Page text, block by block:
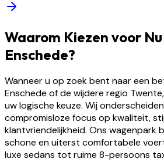
Waarom Kiezen voor
Enschede?
Wanneer u op zoek bent naar een
Enschede of de wijdere regio
uw logische keuze. Wij
compromisloze focus op kwaliteit,
klantvriendelijkheid. Ons wagenpark
schone en uiterst comfortabele
luxe sedans tot ruime 8-persoons